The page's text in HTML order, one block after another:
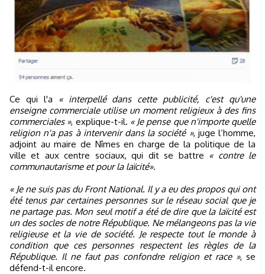
Ce qui l'a
« interpellé dans cette publicité, c'est qu'une
enseigne commerciale utilise un moment religieux à des fins
commerciales », explique-t-il. « Je pense que n'importe quelle
religion n'a pas à intervenir dans la société », juge l’homme,
adjoint au maire de Nîmes en charge de la politique de la
ville et aux centre sociaux, qui dit se battre « contre le
communautarisme et pour la laïcité».
« Je ne suis pas du Front National. Il y a eu des propos qui ont
été tenus par certaines personnes sur le réseau social que je
ne partage pas. Mon seul motif a été de dire que la laïcité est
un des socles de notre République. Ne mélangeons pas la vie
religieuse et la vie de société. Je respecte tout le monde à
condition que ces personnes respectent les règles de la
République. Il ne faut pas confondre religion et race », se
défend-t-il encore.